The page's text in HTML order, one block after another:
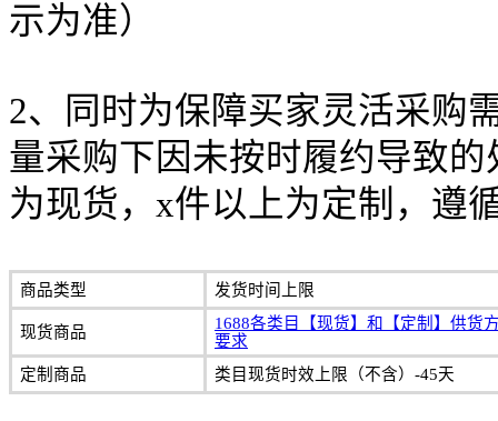
示为准）
2、同时为保障买家灵活采购
量采购下因未按时履约导致
为现货，x件以上为定制，遵
商品类型 发货时间上限
现货商品
1688各类目【现货】和【定制】供货
要求
定制商品
类目现货时效上限（不含）-45天